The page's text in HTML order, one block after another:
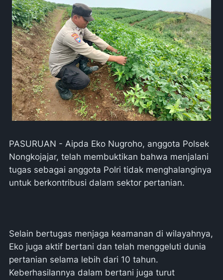
PASURUAN - Aipda Eko Nugroho, anggota Polsek
Nongkojajar, telah membuktikan bahwa menjalani
tugas sebagai anggota Polri tidak menghalanginya
untuk berkontribusi dalam sektor pertanian.
Selain bertugas menjaga keamanan di wilayahnya,
Eko juga aktif bertani dan telah menggeluti dunia
pertanian selama lebih dari 10 tahun.
Keberhasilannya dalam bertani juga turut